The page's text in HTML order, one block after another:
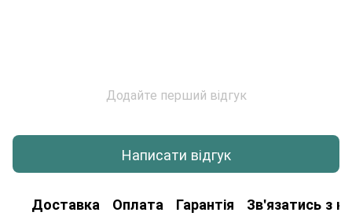
Додайте перший відгук
Написати відгук
Доставка Оплата Гарантія Зв'язатись з